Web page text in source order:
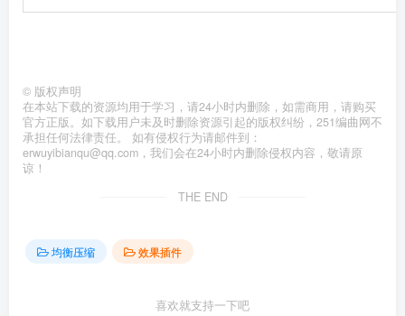
© 版权声明
在本站下载的资源均用于学习，请24小时内删除，如需商用，请购买
官方正版。如下载用户未及时删除资源引起的版权纠纷，251编曲网不
承担任何法律责任。 如有侵权行为请邮件到：
erwuyibianqu@qq.com，我们会在24小时内删除侵权内容，敬请原
谅！
THE END
均衡压缩 效果插件
喜欢就支持一下吧